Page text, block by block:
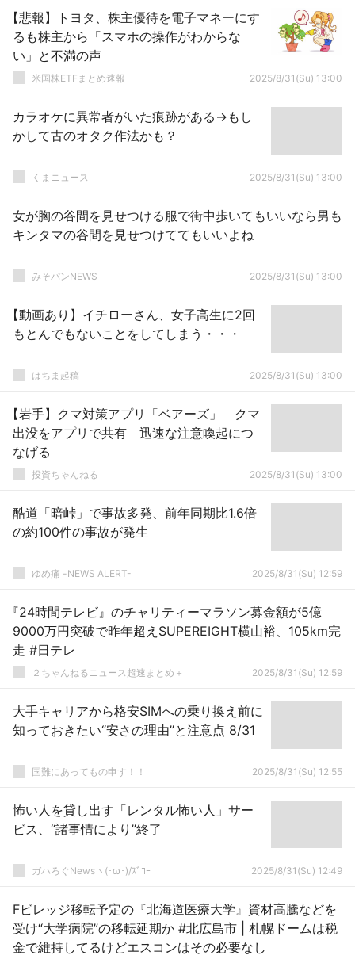
【悲報】トヨタ、株主優待を電子マネーにす
るも株主から「スマホの操作がわからな
い」と不満の声
米国株ETFまとめ速報 2025/8/31(Su) 13:00
カラオケに異常者がいた痕跡がある→もし
かして古のオタク作法かも？
くまニュース 2025/8/31(Su) 13:00
女が胸の谷間を見せつける服で街中歩いてもいいなら男も
キンタマの谷間を見せつけててもいいよね
みそパンNEWS 2025/8/31(Su) 13:00
【動画あり】イチローさん、女子高生に2回
もとんでもないことをしてしまう・・・
はちま起稿 2025/8/31(Su) 13:00
【岩手】クマ対策アプリ「ベアーズ」 クマ
出没をアプリで共有 迅速な注意喚起につ
なげる
投資ちゃんねる 2025/8/31(Su) 13:00
酷道「暗峠」で事故多発、前年同期比1.6倍
の約100件の事故が発生
ゆめ痛 -NEWS ALERT- 2025/8/31(Su) 12:59
『24時間テレビ』のチャリティーマラソン募金額が5億
9000万円突破で昨年超えSUPEREIGHT横山裕、105km完
走 #日テレ
２ちゃんねるニュース超速まとめ＋ 2025/8/31(Su) 12:59
大手キャリアから格安SIMへの乗り換え前に
知っておきたい“安さの理由”と注意点 8/31
国難にあってもの申す！！ 2025/8/31(Su) 12:55
怖い人を貸し出す「レンタル怖い人」サー
ビス、“諸事情により”終了
ガハろぐNewsヽ(･ω･)/ｽﾞｺｰ 2025/8/31(Su) 12:49
Fビレッジ移転予定の『北海道医療大学』資材高騰などを
受け“大学病院”の移転延期か #北広島市 | 札幌ドームは税
金で維持してるけどエスコンはその必要なし